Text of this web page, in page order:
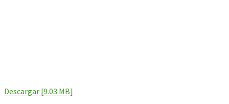
Descargar [9.03 MB]